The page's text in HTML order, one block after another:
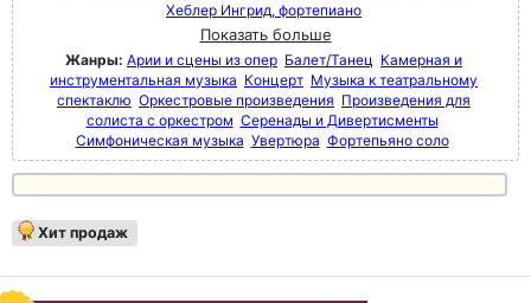
Хеблер Ингрид, фортепиано
Показать больше
Жанры: Арии и сцены из опер Балет/Танец Камерная и
инструментальная музыка Концерт Музыка к театральному
спектаклю Оркестровые произведения Произведения для
солиста с оркестром Серенады и Дивертисменты
Симфоническая музыка Увертюра Фортепьяно соло
Хит продаж